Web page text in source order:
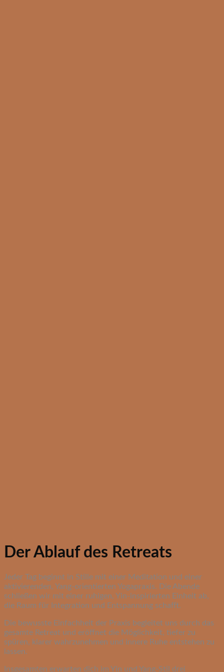
Der Ablauf des Retreats
Jeder Tag beginnt in Stille mit einer Meditation und einer
aktivierenden, Yang-orientierten Yogapraxis. Die Abende
schließen wir mit einer ruhigen, Yin-inspirierten Einheit ab,
die Raum für Integration und Entspannung schafft.
Die bewusste Einfachheit der Praxis begleitet uns durch das
gesamte Retreat und eröffnet die Möglichkeit, tiefer zu
spüren, klarer wahrzunehmen und innere Ruhe entstehen zu
lassen.
Insgesamten erwarten dich im Yin und Yang-Stil drei